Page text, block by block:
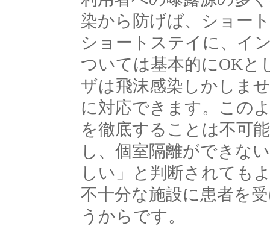
染から防げば、ショー
ショートステイに、イ
ついては基本的にOK
ザは飛沫感染しかしま
に対応できます。この
を徹底することは不可
し、個室隔離ができな
しい」と判断されても
不十分な施設に患者を
うからです。